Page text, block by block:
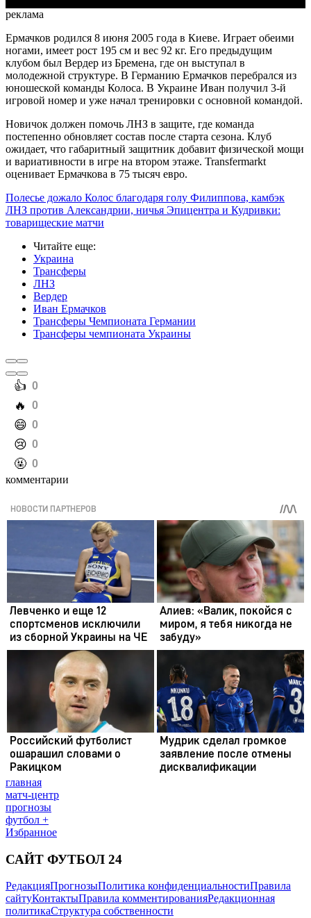
реклама
Ермачков родился 8 июня 2005 года в Киеве. Играет обеими
ногами, имеет рост 195 см и вес 92 кг. Его предыдущим
клубом был Вердер из Бремена, где он выступал в
молодежной структуре. В Германию Ермачков перебрался из
юношеской команды Колоса. В Украине Иван получил 3-й
игровой номер и уже начал тренировки с основной командой.
Новичок должен помочь ЛНЗ в защите, где команда
постепенно обновляет состав после старта сезона. Клуб
ожидает, что габаритный защитник добавит физической мощи
и вариативности в игре на втором этаже. Transfermarkt
оценивает Ермачкова в 75 тысяч евро.
Полесье дожало Колос благодаря голу Филиппова, камбэк
ЛНЗ против Александрии, ничья Эпицентра и Кудривки:
товарищеские матчи
Читайте еще:
Украина
Трансферы
ЛНЗ
Вердер
Иван Ермачков
Трансферы Чемпионата Германии
Трансферы чемпионата Украины
️👍 0
️🔥 0
️😄 0
️😢 0
️🤬 0
комментарии
главная
матч-центр
прогнозы
футбол +
Избранное
САЙТ ФУТБОЛ 24
РедакцияПрогнозыПолитика конфиденциальностиПравила
сайтуКонтактыПравила комментированияРедакционная
политикаСтруктура собственности